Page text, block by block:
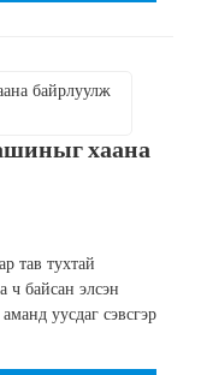
хаана
тав тухтай
ч байсан элсэн
уусдаг сэвсгэр